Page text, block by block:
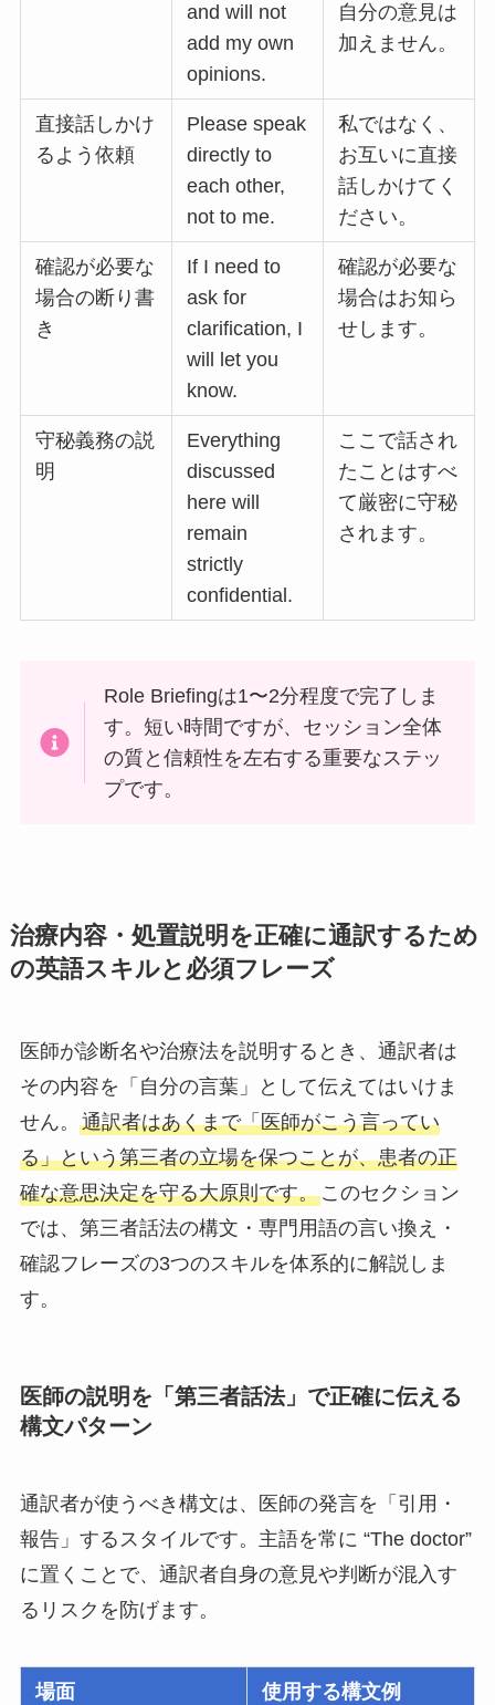
and will not
add my own
opinions.
自分の意見は
加えません。
直接話しかけ
るよう依頼
Please speak
directly to
each other,
not to me.
私ではなく、
お互いに直接
話しかけてく
ださい。
確認が必要な
場合の断り書
き
If I need to
ask for
clarification, I
will let you
know.
確認が必要な
場合はお知ら
せします。
守秘義務の説
明
Everything
discussed
here will
remain
strictly
confidential.
ここで話され
たことはすべ
て厳密に守秘
されます。
Role Briefingは1〜2分程度で完了しま
す。短い時間ですが、セッション全体
の質と信頼性を左右する重要なステッ
プです。
治療内容・処置説明を正確に通訳するため
の英語スキルと必須フレーズ
医師が診断名や治療法を説明するとき、通訳者は
その内容を「自分の言葉」として伝えてはいけま
せん。 通訳者はあくまで「医師がこう言ってい
る」という第三者の立場を保つことが、患者の正
確な意思決定を守る大原則です。このセクション
では、第三者話法の構文・専門用語の言い換え・
確認フレーズの3つのスキルを体系的に解説しま
す。
医師の説明を「第三者話法」で正確に伝える
構文パターン
通訳者が使うべき構文は、医師の発言を「引用・
報告」するスタイルです。主語を常に “The doctor”
に置くことで、通訳者自身の意見や判断が混入す
るリスクを防げます。
場面 使用する構文例